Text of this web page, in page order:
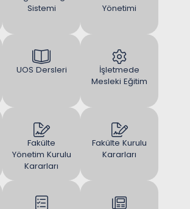
Sistemi
Yönetimi
UOS Dersleri
İşletmede
Mesleki Eğitim
Fakülte
Yönetim Kurulu
Kararları
Fakülte Kurulu
Kararları